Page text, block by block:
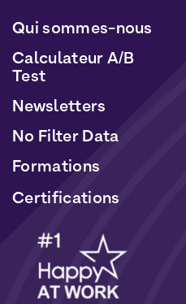
Qui sommes-nous
Calculateur A/B
Test
Newsletters
No Filter Data
Formations
Certifications